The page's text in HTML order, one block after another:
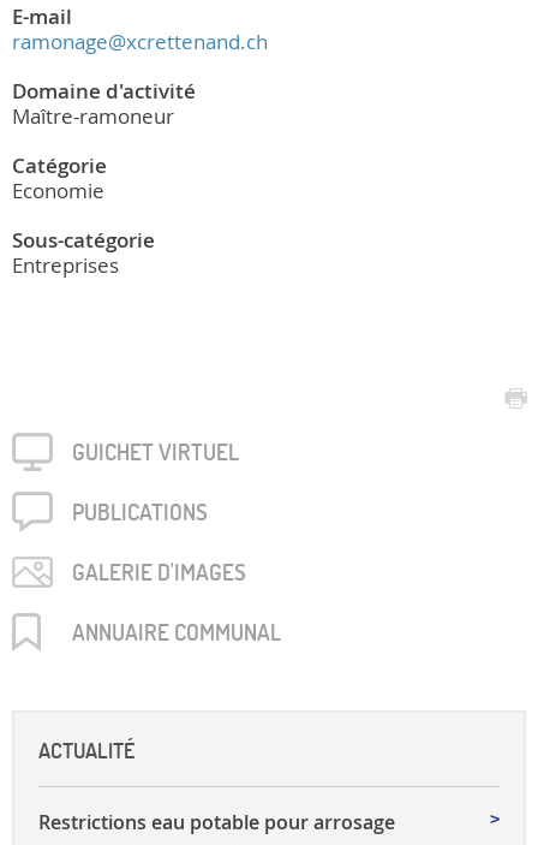
E-mail
ramonage@xcrettenand.ch
Domaine d'activité
Maître-ramoneur
Catégorie
Economie
Sous-catégorie
Entreprises
GUICHET VIRTUEL
PUBLICA­TIONS
GALERIE D'IMAGES
ANNUAIRE COMMUNAL
ACTUALITÉ
Restrictions eau potable pour arrosage